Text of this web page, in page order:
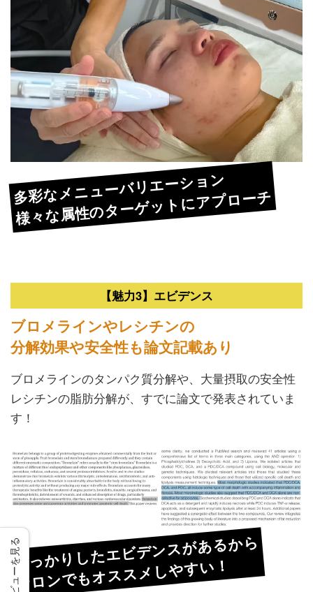
多彩なメニューバリエーション
様々な属性のターゲットにアプローチ
【魅力3】エビデンス
ブロメラインやレシチンの
分解効果や安全性も論文記載あり
ブロメラインのタンパク質分解や、大量摂取の安全性
レシチンの脂肪分解が、すでに論文で発表されていま
す！
しっかりしたエビデンスがあるから
サロンでもオススメしやすい！
レビューを見る